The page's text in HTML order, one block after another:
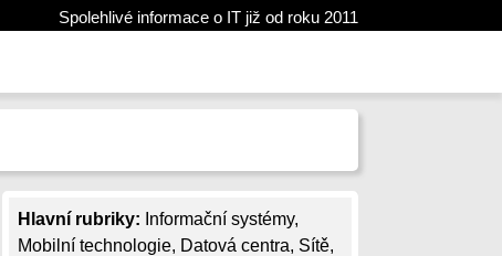
Spolehlivé informace o IT již od roku 2011
Hlavní rubriky: Informační systémy,
Mobilní technologie, Datová centra, Sítě,